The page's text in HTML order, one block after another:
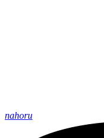
nahoru